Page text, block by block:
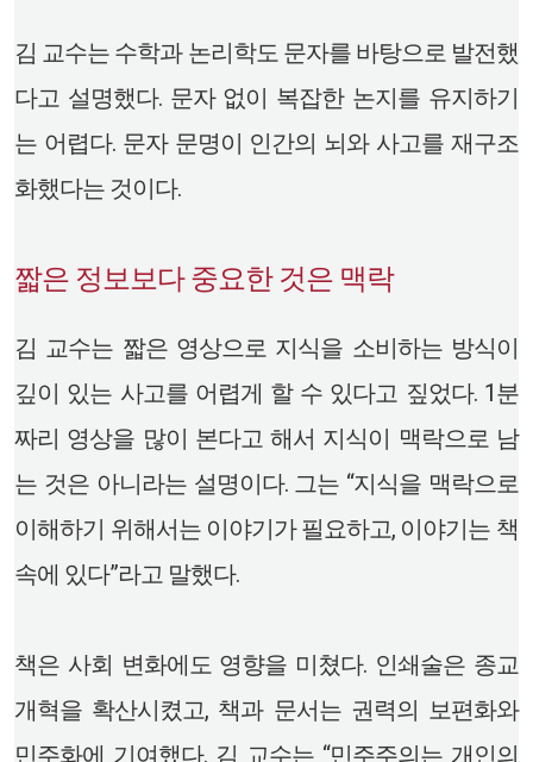
김 교수는 수학과 논리학도 문자를 바탕으로 발전했
다고 설명했다. 문자 없이 복잡한 논지를 유지하기
는 어렵다. 문자 문명이 인간의 뇌와 사고를 재구조
화했다는 것이다.
짧은 정보보다 중요한 것은 맥락
김 교수는 짧은 영상으로 지식을 소비하는 방식이
깊이 있는 사고를 어렵게 할 수 있다고 짚었다. 1분
짜리 영상을 많이 본다고 해서 지식이 맥락으로 남
는 것은 아니라는 설명이다. 그는 “지식을 맥락으로
이해하기 위해서는 이야기가 필요하고, 이야기는 책
속에 있다”라고 말했다.
책은 사회 변화에도 영향을 미쳤다. 인쇄술은 종교
개혁을 확산시켰고, 책과 문서는 권력의 보편화와
민주화에 기여했다. 김 교수는 “민주주의는 개인의